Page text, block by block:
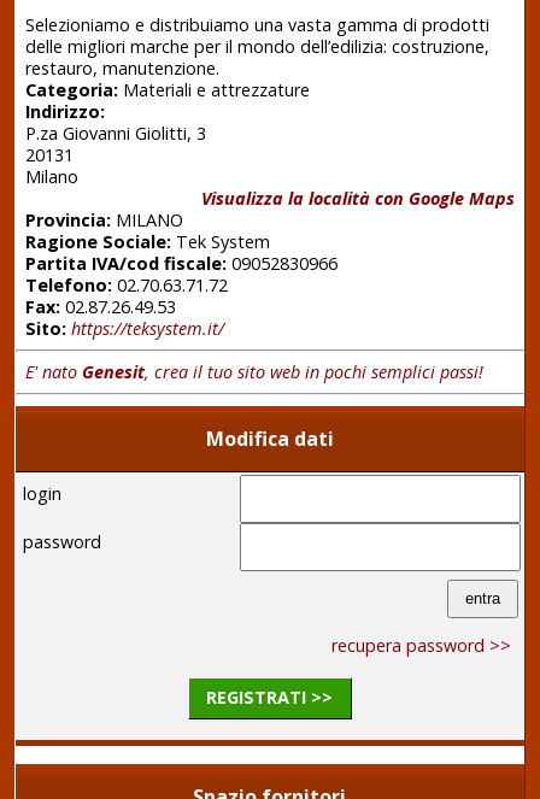
Selezioniamo e distribuiamo una vasta gamma di prodotti
delle migliori marche per il mondo dell’edilizia: costruzione,
restauro, manutenzione.
Categoria:Materiali e attrezzature
Indirizzo:
P.za Giovanni Giolitti, 3
20131
Milano
Visualizza la località con Google Maps
Provincia:MILANO
Ragione Sociale:Tek System
Partita IVA/cod fiscale:09052830966
Telefono:02.70.63.71.72
Fax:02.87.26.49.53
Sito: https://teksystem.it/
E' nato Genesit, crea il tuo sito web in pochi semplici passi!
Modifica dati
login
password
recupera password >>
REGISTRATI >>